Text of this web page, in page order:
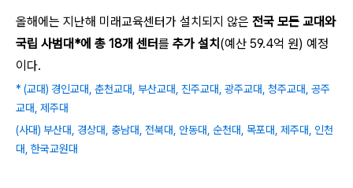
올해에는 지난해 미래교육센터가 설치되지 않은 전국 모든 교대와
국립 사범대*에 총 18개 센터를 추가 설치 (예산 59.4억 원) 예정
이다.
* (교대) 경인교대, 춘천교대, 부산교대, 진주교대, 광주교대, 청주교대, 공주
교대, 제주대
(사대) 부산대, 경상대, 충남대, 전북대, 안동대, 순천대, 목포대, 제주대, 인천
대, 한국교원대